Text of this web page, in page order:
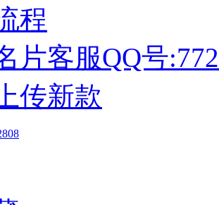
程
片客服QQ号
传新款